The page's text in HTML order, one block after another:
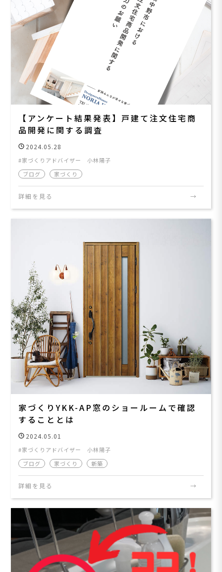
【アンケート結果発表】戸建て注文住宅商
品開発に関する調査
2024.05.28
家づくりアドバイザー 小林陽子
ブログ
家づくり
詳細を見る
家づくりYKK-AP窓のショールームで確認
することとは
2024.05.01
家づくりアドバイザー 小林陽子
ブログ
家づくり 新築
詳細を見る